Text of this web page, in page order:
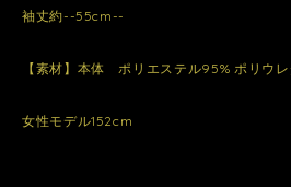
袖丈約--55cm--
【素材】本体 ポリエステル95% ポリウ
女性モデル152cm